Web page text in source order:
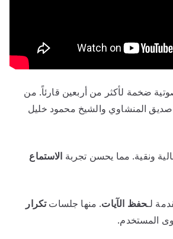
ضخمة لأكثر من أربعين قارئاً. من
المنشاوي والشيخ محمود خليل
ونقية. مما يحسن تجربة الاستماع
لـحفظ الآيات. منها جلساتتكرار
المستخدم.